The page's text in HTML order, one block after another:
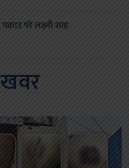
परे लक्ष्मी साह